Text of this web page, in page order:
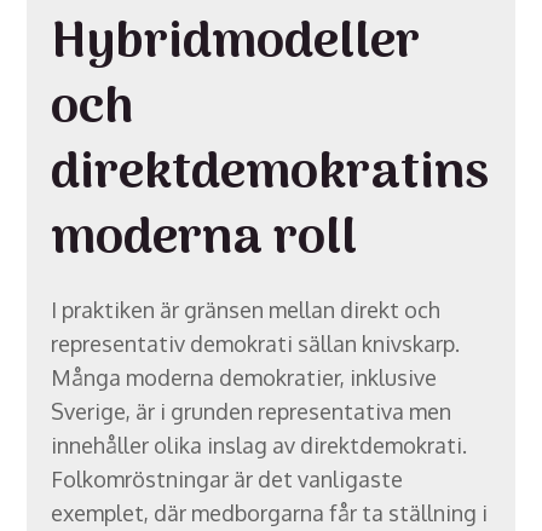
Hybridmodeller
och
direktdemokratins
moderna roll
I praktiken är gränsen mellan direkt och
representativ demokrati sällan knivskarp.
Många moderna demokratier, inklusive
Sverige, är i grunden representativa men
innehåller olika inslag av direktdemokrati.
Folkomröstningar är det vanligaste
exemplet, där medborgarna får ta ställning i